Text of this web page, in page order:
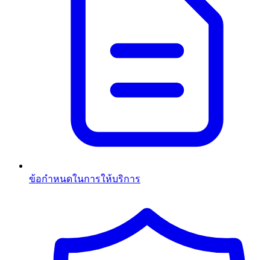
ข้อกำหนดในการให้บริการ